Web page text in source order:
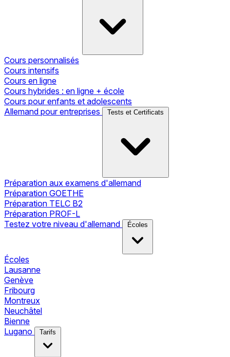
Cours personnalisés
Cours intensifs
Cours en ligne
Cours hybrides : en ligne + école
Cours pour enfants et adolescents
Allemand pour entreprises
Tests et Certificats
Préparation aux examens d'allemand
Préparation GOETHE
Préparation TELC B2
Préparation PROF-L
Testez votre niveau d'allemand
Écoles
Écoles
Lausanne
Genève
Fribourg
Montreux
Neuchâtel
Bienne
Lugano
Tarifs